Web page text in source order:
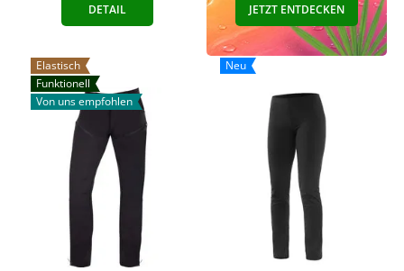
DETAIL JETZT ENTDECKEN
Elastisch
Funktionell
Von uns empfohlen
Neu